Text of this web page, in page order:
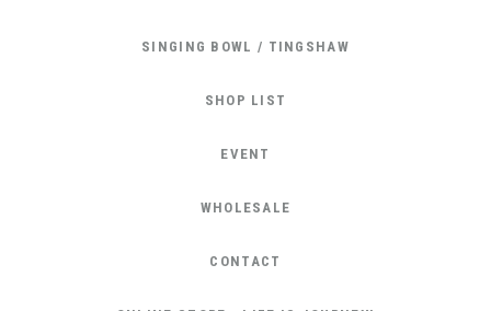
SINGING BOWL / TINGSHAW
SHOP LIST
EVENT
WHOLESALE
CONTACT